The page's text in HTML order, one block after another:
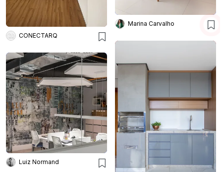
CONECTARQ
Marina Carvalho
Luiz Normand